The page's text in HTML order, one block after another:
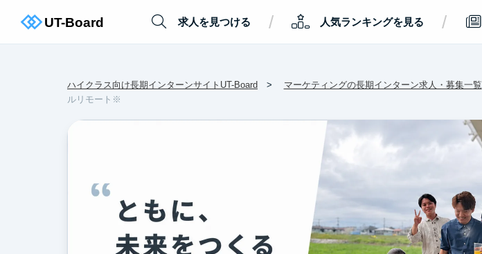
求人を見つける / 人気ランキングを見る /
ハイクラス向け長期インターンサイトUT-Board マーケティングの長期インターン求人・募集一覧
ルリモート※